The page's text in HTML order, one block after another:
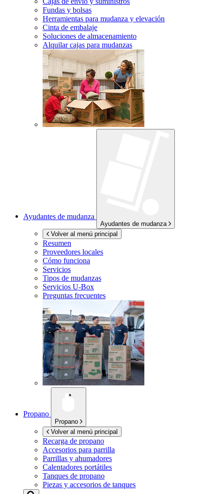
Fundas y bolsas
Herramientas para mudanza y elevación
Cinta de embalaje
Soluciones de almacenamiento
Alquilar cajas para mudanzas
Ayudantes de mudanza
Ayudantes de mudanza
Volver al menú principal
Resumen
Proveedores locales
Cómo funciona
Servicios
Tipos de mudanzas
Servicios U-Box
Preguntas frecuentes
Propano
Propano
Volver al menú principal
Recarga de propano
Accesorios para parrilla
Parrillas y ahumadores
Calentadores portátiles
Tanques de propano
Piezas y accesorios de tanques